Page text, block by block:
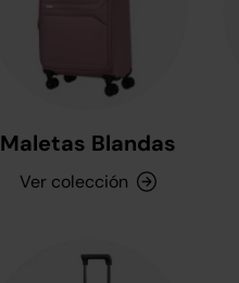
Maletas Blandas
Ver colección